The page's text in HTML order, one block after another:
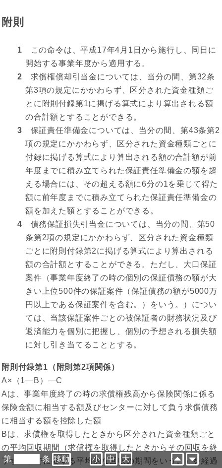
附則
1 この命令は、平成17年4月1日から施行し、同日に
開始する事業年度から適用する。
2 求償権償却引当金については、当分の間、第32条
第3項の規定にかかわらず、区分された資金種類ご
とに附則付録第1に掲げる算式により算出される額
の合計額とすることができる。
3 保証責任準備金については、当分の間、第43条第2
項の規定にかかわらず、区分された資金種類ごとに
付録に掲げる算式により算出される額の合計額が前
年度までに積み立てられた保証責任準備金の額を超
える場合には、その超える額に6分の1を乗じて得た
額に前年度までに積み立てられた保証責任準備金の
額を加えた額とすることができる。
4 債務保証損失引当金については、当分の間、第50
条第2項の規定にかかわらず、区分された資金種類
ごとに附則付録第2に掲げる算式により算出される
額の合計額とすることができる。ただし、大口保証
案件（事業年度終了の時の個別の保証債務の額が大
きい上位500件の保証案件（保証債務の額が5000万
円以上である保証案件を含む。）をいう。）につい
ては、当該保証案件ごとの被保証者の財務状況及び
返済能力を個別に把握し、個別の予想される損失額
に対し引き当てることとする。
附則付録第1（附則第2項関係）
A×（1—B）—C
Aは、事業年度終了の時の求償権残高から保険関係に係る
保険金額に相当する額及びセンターに対して負う求償債務
に相当する額を控除した額
Bは、求償権を取得したときから区分された資金種類ごと
の平均回収期間（求償権を取得したときからその回収を終
了するまでに要する平均的な回収の期間をいう。）を経過
第 条 小 中 大